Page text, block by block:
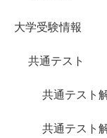
大学受験情報
共通テスト
共通テスト
共通テスト